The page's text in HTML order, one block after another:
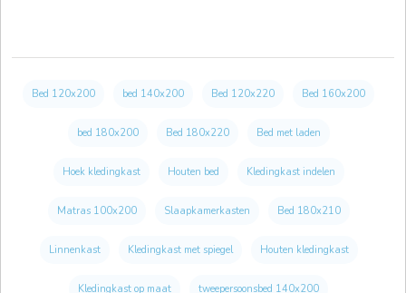
Bed 120x200 bed 140x200 Bed 120x220 Bed 160x200
bed 180x200 Bed 180x220 Bed met laden
Hoek kledingkast Houten bed Kledingkast indelen
Matras 100x200 Slaapkamerkasten Bed 180x210
Linnenkast Kledingkast met spiegel Houten kledingkast
Kledingkast op maat tweepersoonsbed 140x200